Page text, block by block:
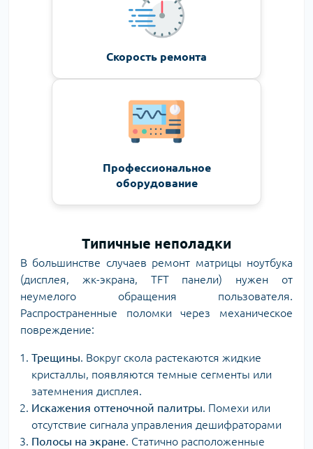
Скорость ремонта
Профессиональное
оборудование
Типичные неполадки
В большинстве случаев ремонт матрицы ноутбука
(дисплея, жк-экрана, TFT панели) нужен от
неумелого обращения пользователя.
Распространенные поломки через механическое
повреждение:
Трещины. Вокруг скола растекаются жидкие
кристаллы, появляются темные сегменты или
затемнения дисплея.
Искажения оттеночной палитры. Помехи или
отсутствие сигнала управления дешифраторами
Полосы на экране. Статично расположенные